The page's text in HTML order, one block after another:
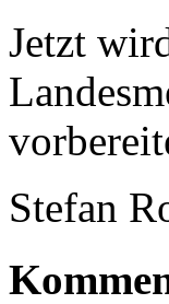
Jetzt
Stefan